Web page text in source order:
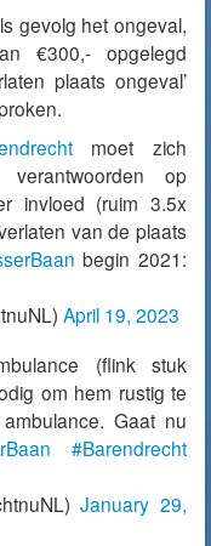
gevolg het ongeval,
€300,- opgelegd
plaats ongeval’
moet zich
op
invloed (ruim 3.5x
van de plaats
begin 2021:
April 19, 2023
(flink stuk
om hem rustig te
Gaat nu
#Barendrecht
January 29,